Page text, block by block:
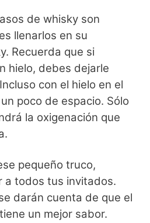
de whisky son
llenarlos en su
Recuerda que si
hielo, debes dejarle
con el hielo en el
poco de espacio. Sólo
la oxigenación que
pequeño truco,
a todos tus invitados.
darán cuenta de que el
un mejor sabor.